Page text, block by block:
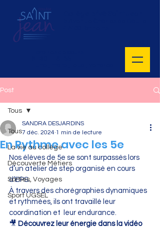
Post
Tous
La vie au collège
Découverte Métiers
Sorties, Voyages
Sport UGSEL
Tous
En Rythme avec les 5e
SANDRA DESJARDINS
7 déc. 2024 1 min de lecture
Nos élèves de 5e se sont surpassés lors
d’un atelier de step organisé en cours
d’EPS.
À travers des chorégraphies dynamiques
et rythmées, ils ont travaillé leur
coordination et  leur endurance.
🎥 Découvrez leur énergie dans la vidéo